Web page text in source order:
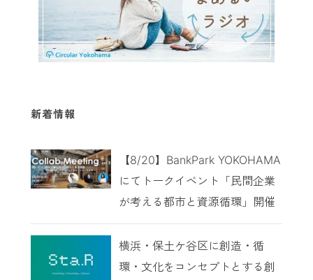
新着情報
【8/20】BankPark YOKOHAMA
にてトークイベント「民間企業
が考える都市と資源循環」開催
横浜・保土ケ谷区に創造・循
環・文化をコンセプトとする創